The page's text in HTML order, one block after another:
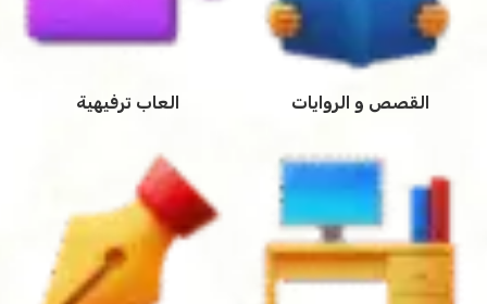
القصص و الروايات العاب ترفيهية